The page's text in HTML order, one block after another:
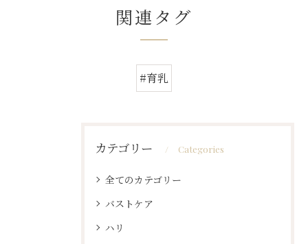
関連タグ
#育乳
カテゴリー Categories
全てのカテゴリー
バストケア
ハリ